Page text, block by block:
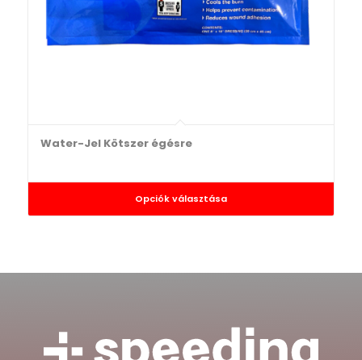
Water-Jel Kötszer égésre
Opciók választása